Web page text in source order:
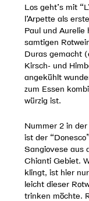
Los geht’s mit
l’Arpette als
Paul und Aurelie
samtigen
Duras gemacht
Kirsch- und
angekühlt
zum Essen
würzig ist.
Nummer 2 in
ist der
Sangiovese aus
Chianti Gebiet.
klingt, ist hier
leicht dieser
trinken möchte.